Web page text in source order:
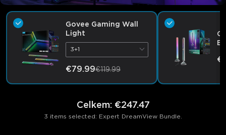
Govee Gaming Wall
Light
3+1
€79.99€119.99
Celkem: €247.47
3 items selected: Expert DreamView Bundle.